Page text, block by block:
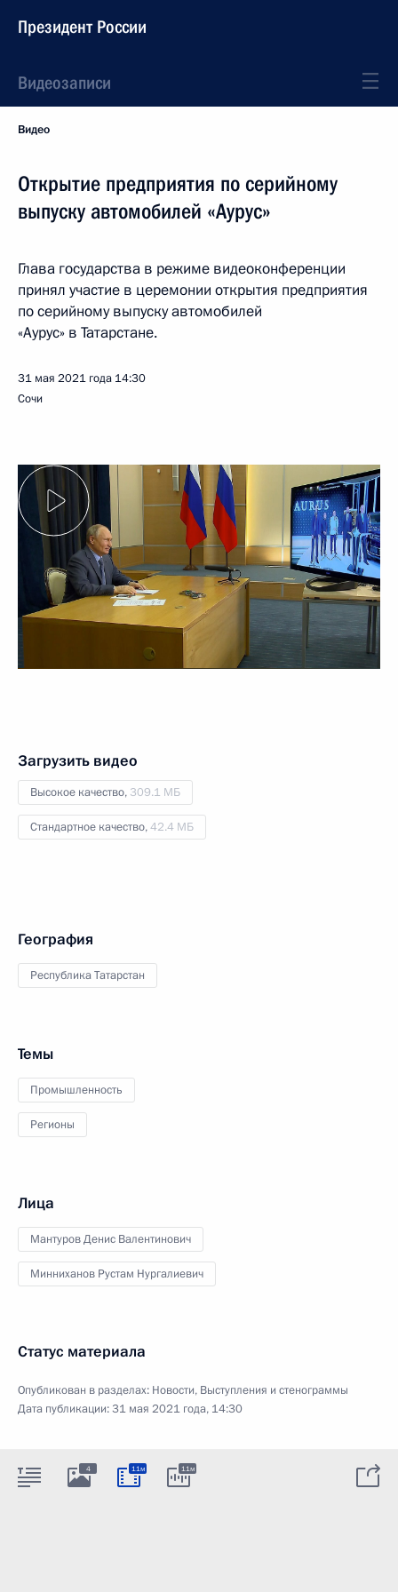
Президент России
Видеозаписи
Видео
Открытие предприятия по серийному
выпуску автомобилей «Аурус»
Глава государства в режиме видеоконференции
принял участие в церемонии открытия предприятия
по серийному выпуску автомобилей
«Аурус» в Татарстане.
31 мая 2021 года 14:30
Сочи
Загрузить видео
Высокое качество, 309.1 МБ
Стандартное качество,42.4 МБ
География
Республика Татарстан
Темы
Промышленность
Регионы
Лица
Мантуров Денис Валентинович
Минниханов Рустам Нургалиевич
Статус материала
Опубликован в разделах: Новости, Выступления и стенограммы
Дата публикации:31 мая 2021 года, 14:30
4 11м 11м